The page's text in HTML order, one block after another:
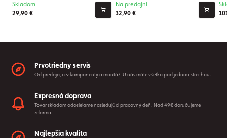
29,90 €
Skladom
32,90 €
Na predajni
Prvotriedny servis
Od predaja, cez komponenty a montáž. U nás máte všetko pod jednou strechou.
Expresná doprava
Tovar skladom odosielame nasledujúci pracovný deň. Nad 49€ doručujeme
zdarma.
Najlepšia kvalita